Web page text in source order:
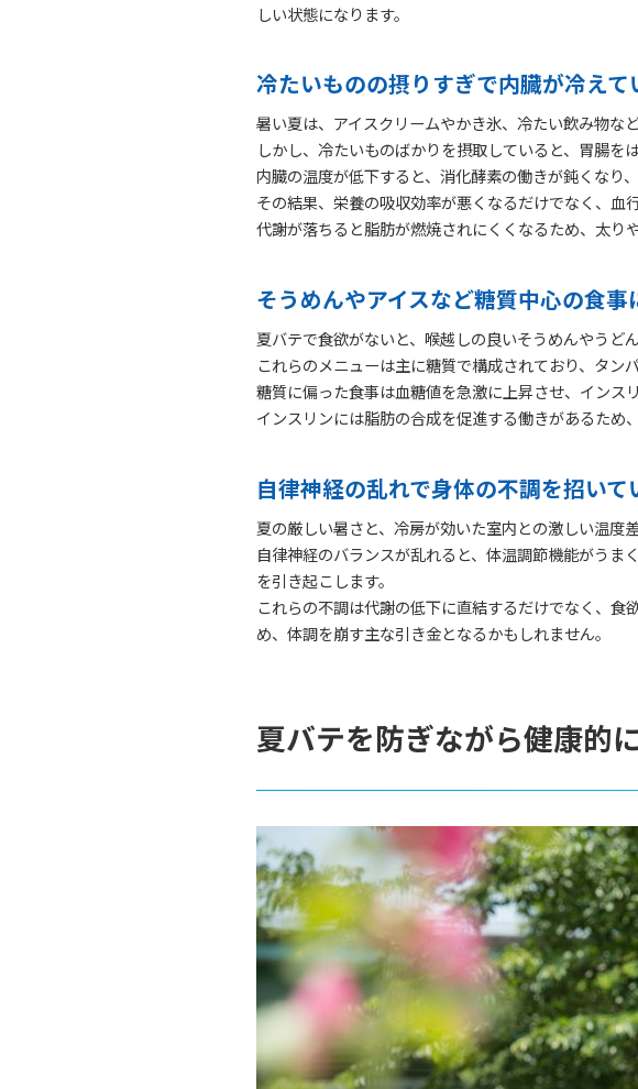
しい状態になります。
冷たいものの摂りすぎで内臓が冷えて
暑い夏は、アイスクリームやかき氷、冷たい飲み物な
しかし、冷たいものばかりを摂取していると、胃腸を
内臓の温度が低下すると、消化酵素の働きが鈍くなり
その結果、栄養の吸収効率が悪くなるだけでなく、血
代謝が落ちると脂肪が燃焼されにくくなるため、太り
そうめんやアイスなど糖質中心の食事
夏バテで食欲がないと、喉越しの良いそうめんやうど
これらのメニューは主に糖質で構成されており、タン
糖質に偏った食事は血糖値を急激に上昇させ、インス
インスリンには脂肪の合成を促進する働きがあるため
自律神経の乱れで身体の不調を招いて
夏の厳しい暑さと、冷房が効いた室内との激しい温度
自律神経のバランスが乱れると、体温調節機能がう
を引き起こします。
これらの不調は代謝の低下に直結するだけでなく、
め、体調を崩す主な引き金となるかもしれません。
夏バテを防ぎながら健康的